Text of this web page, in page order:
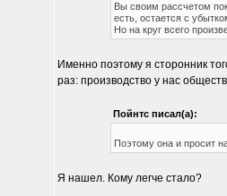
Вы своим рассчетом
есть, остается с
Но на круг всего
Именно поэтому я сторонник
раз: производство у нас
Пойнтс писал(а):
Поэтому она и просит
Я нашел. Кому легче стало?